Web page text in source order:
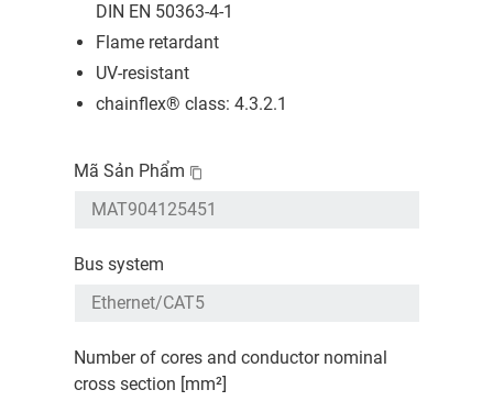
DIN EN 50363-4-1
Flame retardant
UV-resistant
chainflex® class: 4.3.2.1
Mã Sản Phẩm
Bus system
Number of cores and conductor nominal
cross section [mm²]